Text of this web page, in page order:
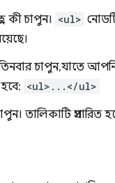
কী চাপুন। <ul>
চাপুন, যাতে
<ul>...</ul>
তালিকাটি প্রসারিত